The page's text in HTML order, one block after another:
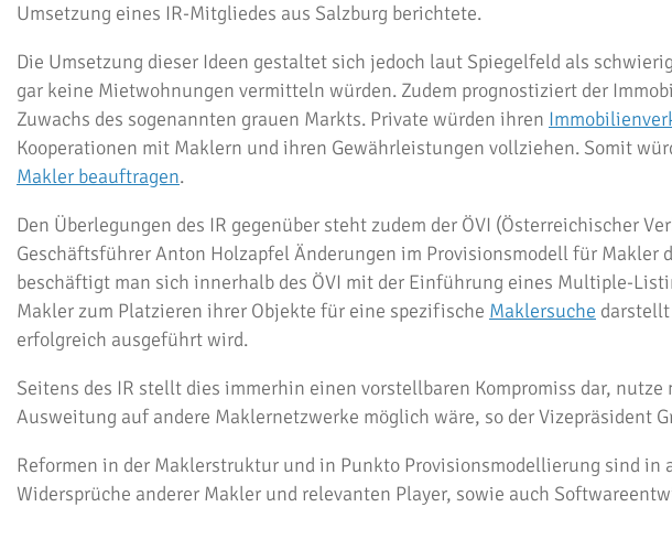
Umsetzung eines IR-Mitgliedes aus Salzburg berichtete.
Die Umsetzung dieser Ideen gestaltet sich jedoch laut Spiegelfeld als
gar keine Mietwohnungen vermitteln würden. Zudem prognostiziert der
Zuwachs des sogenannten grauen Markts. Private würden ihren
Kooperationen mit Maklern und ihren Gewährleistungen vollziehen. Somit
Makler beauftragen.
Den Überlegungen des IR gegenüber steht zudem der ÖVI (Österreichischer
Geschäftsführer Anton Holzapfel Änderungen im Provisionsmodell für Makler
beschäftigt man sich innerhalb des ÖVI mit der Einführung eines Multiple-
Makler zum Platzieren ihrer Objekte für eine spezifische Maklersuche
erfolgreich ausgeführt wird.
Seitens des IR stellt dies immerhin einen vorstellbaren Kompromiss dar,
Ausweitung auf andere Maklernetzwerke möglich wäre, so der Vizepräsident
Reformen in der Maklerstruktur und in Punkto Provisionsmodellierung sind in
Widersprüche anderer Makler und relevanten Player, sowie auch